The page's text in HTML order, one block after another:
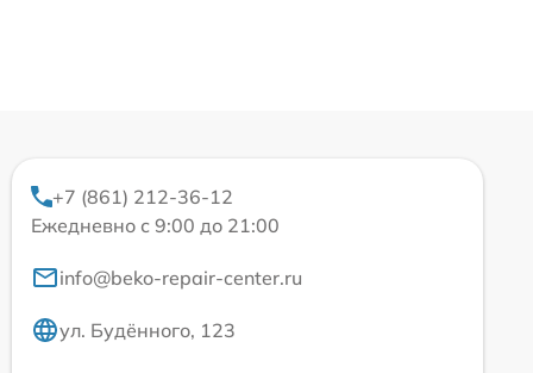
+7 (861) 212-36-12
Ежедневно с 9:00 до 21:00
info@beko-repair-center.ru
ул. Будённого, 123